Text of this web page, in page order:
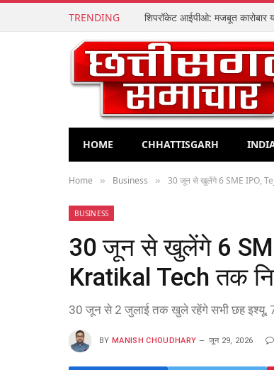
TRENDING
HOME CHHATTISGARH
Home » Business » 30 जून से खुलेंगे 6 SME IPO,
BUSINESS
30 जून से खुलेंगे 6
Kratikal Tech तक
30 जून से 2 जुलाई तक खुले रहेंगे सभी छह इश्यू, 7
BY MANISH CHOUDHARY जून 29, 2026